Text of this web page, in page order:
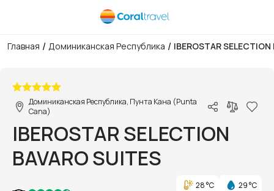
Главная / Доминиканская Республика / IBEROSTAR SELECTION
Доминиканская Республика, Пунта Кана (Punta
Cana)
IBEROSTAR SELECTION
BAVARO SUITES
28 °C
29 °C